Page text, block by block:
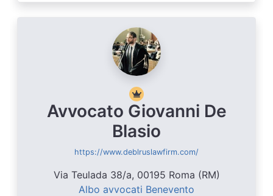
Avvocato Giovanni De
Blasio
https://www.deblruslawfirm.com/
Via Teulada 38/a, 00195 Roma (RM)
Albo avvocati Benevento